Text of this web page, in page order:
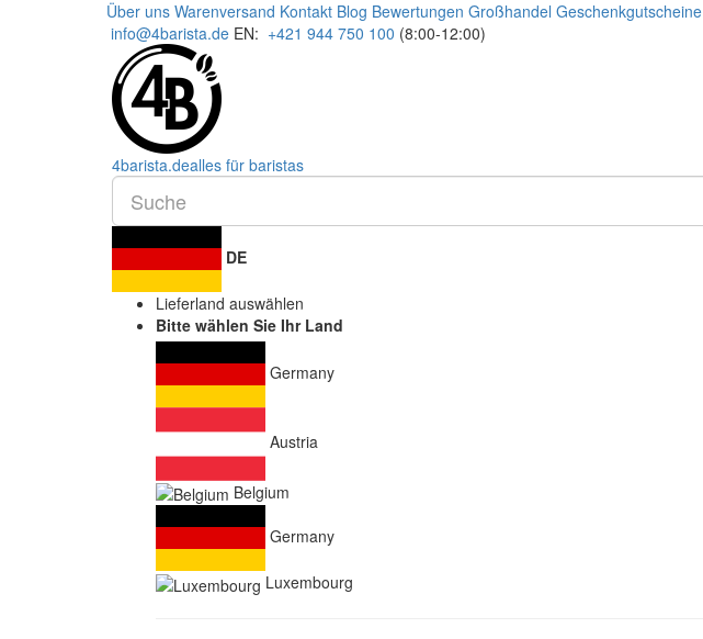
Über uns Warenversand Kontakt Blog Bewertungen Großhandel Geschenkgutscheine
info@4barista.de EN: +421 944 750 100 (8:00-12:00)
4barista.dealles für baristas
DE
Lieferland auswählen
Bitte wählen Sie Ihr Land
Germany
Austria
Belgium
Germany
Luxembourg